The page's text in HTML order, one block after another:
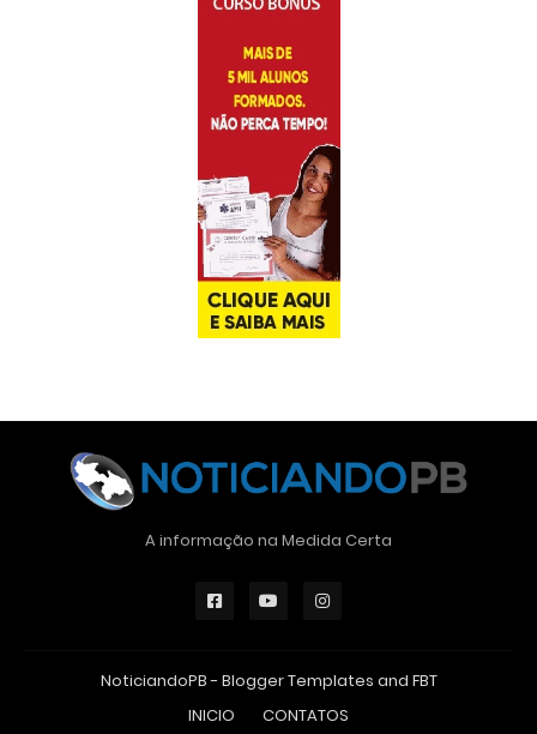
A informação na Medida Certa
NoticiandoPB - Blogger Templates and FBT
INICIO
CONTATOS